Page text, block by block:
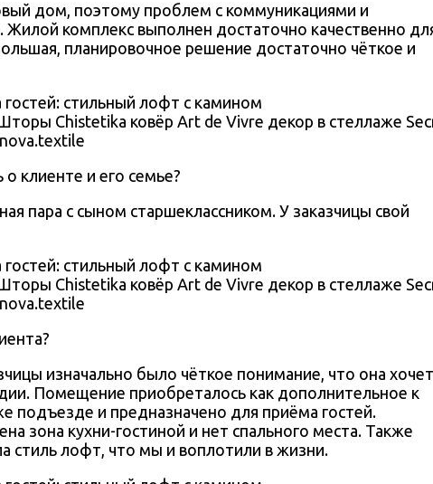
дом, поэтому проблем с коммуникациями и
Жилой комплекс выполнен достаточно качественно
планировочное решение достаточно чёткое и
Chistetika ковёр Art de Vivre декор в стеллаже
клиенте и его семье?
пара с сыном старшеклассником. У заказчицы свой
Chistetika ковёр Art de Vivre декор в стеллаже
изначально было чёткое понимание, что она хочет
Помещение приобреталось как дополнительное к
подъезде и предназначено для приёма гостей.
зона кухни-гостиной и нет спального места. Также
стиль лофт, что мы и воплотили в жизни.